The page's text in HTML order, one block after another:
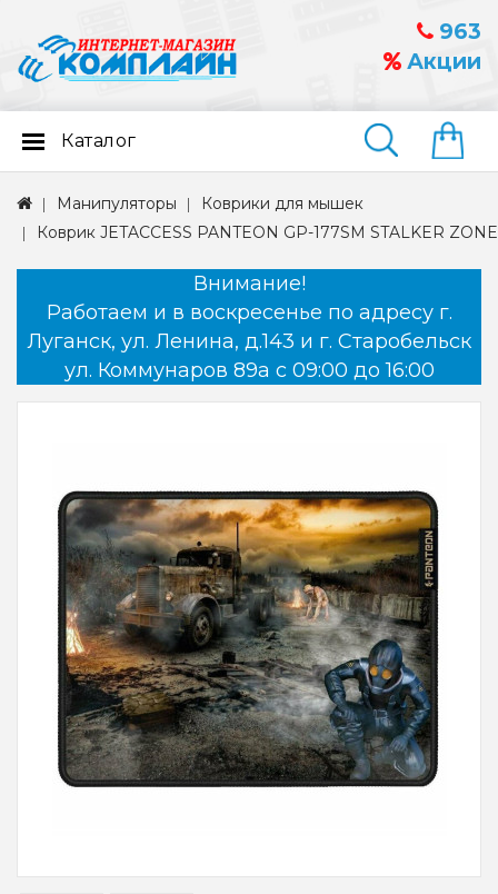
963
Акции
Найти
Каталог
Манипуляторы
Коврики для мышек
Коврик JETACCESS PANTEON GP-177SM STALKER
Внимание!
Работаем и в воскресенье по адресу г.
Луганск, ул. Ленина, д.143 и г. Старобельск
ул. Коммунаров 89а с 09:00 до 16:00